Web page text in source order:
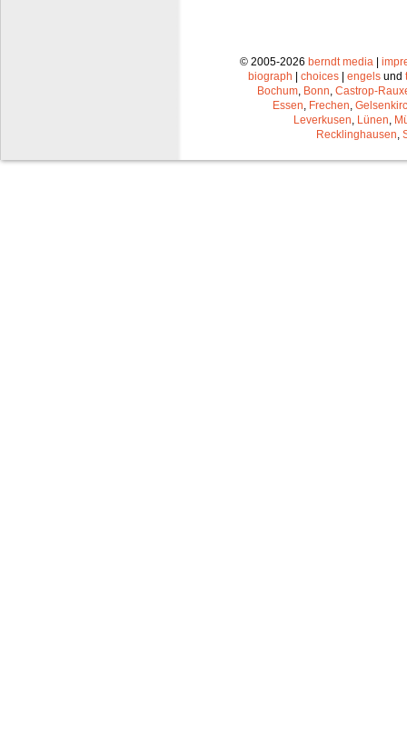
© 2005-2026 berndt media |
biograph | choices | engels und
Bochum Bonn Castrop-
Essen Frechen
Leverkusen Lünen
Recklinghausen